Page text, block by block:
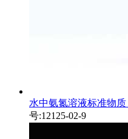
水中氨氮溶液标准物质
号:12125-02-9